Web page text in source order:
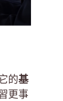
的基
更事